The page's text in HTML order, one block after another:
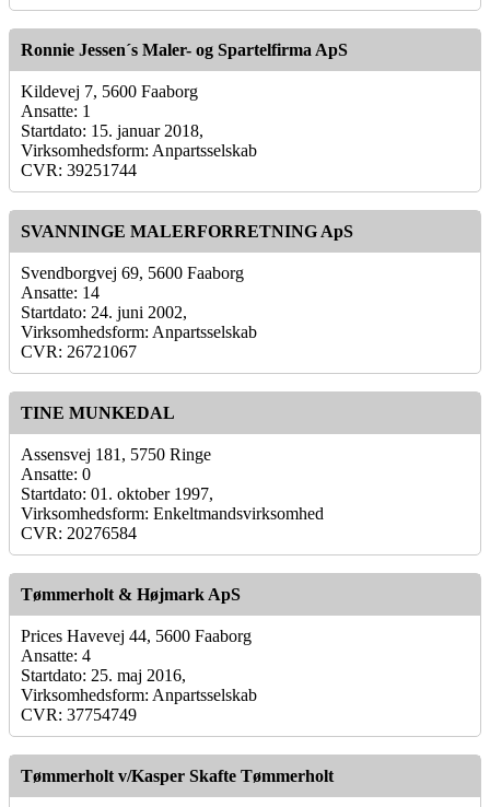
Ronnie Jessen´s Maler- og Spartelfirma ApS
Kildevej 7, 5600 Faaborg
Ansatte: 1
Startdato: 15. januar 2018,
Virksomhedsform: Anpartsselskab
CVR: 39251744
SVANNINGE MALERFORRETNING ApS
Svendborgvej 69, 5600 Faaborg
Ansatte: 14
Startdato: 24. juni 2002,
Virksomhedsform: Anpartsselskab
CVR: 26721067
TINE MUNKEDAL
Assensvej 181, 5750 Ringe
Ansatte: 0
Startdato: 01. oktober 1997,
Virksomhedsform: Enkeltmandsvirksomhed
CVR: 20276584
Tømmerholt & Højmark ApS
Prices Havevej 44, 5600 Faaborg
Ansatte: 4
Startdato: 25. maj 2016,
Virksomhedsform: Anpartsselskab
CVR: 37754749
Tømmerholt v/Kasper Skafte Tømmerholt